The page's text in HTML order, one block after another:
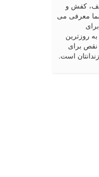
کفش و
معرفی می
روزترین
نقص برای
است.